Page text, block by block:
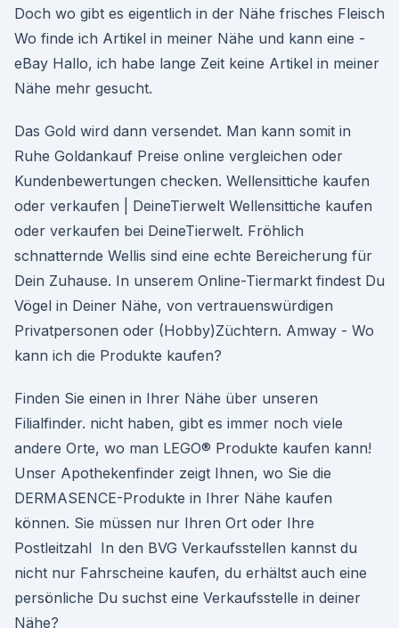
Doch wo gibt es eigentlich in der Nähe frisches Fleisch
Wo finde ich Artikel in meiner Nähe und kann eine -
eBay Hallo, ich habe lange Zeit keine Artikel in meiner
Nähe mehr gesucht.
Das Gold wird dann versendet. Man kann somit in
Ruhe Goldankauf Preise online vergleichen oder
Kundenbewertungen checken. Wellensittiche kaufen
oder verkaufen | DeineTierwelt Wellensittiche kaufen
oder verkaufen bei DeineTierwelt. Fröhlich
schnatternde Wellis sind eine echte Bereicherung für
Dein Zuhause. In unserem Online-Tiermarkt findest Du
Vögel in Deiner Nähe, von vertrauenswürdigen
Privatpersonen oder (Hobby)Züchtern. Amway - Wo
kann ich die Produkte kaufen?
Finden Sie einen in Ihrer Nähe über unseren
Filialfinder. nicht haben, gibt es immer noch viele
andere Orte, wo man LEGO® Produkte kaufen kann!
Unser Apothekenfinder zeigt Ihnen, wo Sie die
DERMASENCE-Produkte in Ihrer Nähe kaufen
können. Sie müssen nur Ihren Ort oder Ihre
Postleitzahl In den BVG Verkaufsstellen kannst du
nicht nur Fahrscheine kaufen, du erhältst auch eine
persönliche Du suchst eine Verkaufsstelle in deiner
Nähe?